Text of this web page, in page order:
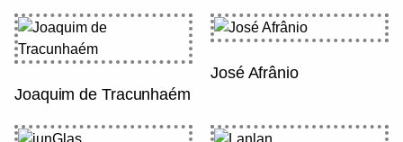
Joaquim de Tracunhaém
José Afrânio